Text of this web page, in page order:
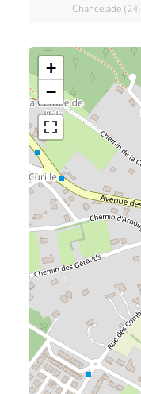
Chancelade (24)
+
−